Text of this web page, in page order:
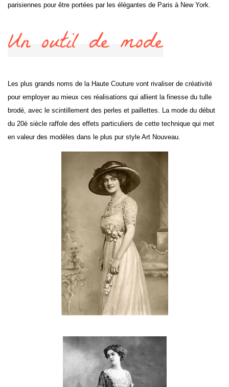
parisiennes pour être portées par les élégantes de Paris à New York.
Un outil de mode
Les plus grands noms de la Haute Couture vont rivaliser de créativité
pour employer au mieux ces réalisations qui allient la finesse du tulle
brodé, avec le scintillement des perles et paillettes. La mode du début
du 20è siècle raffole des effets particuliers de cette technique qui met
en valeur des modèles dans le plus pur style Art Nouveau.